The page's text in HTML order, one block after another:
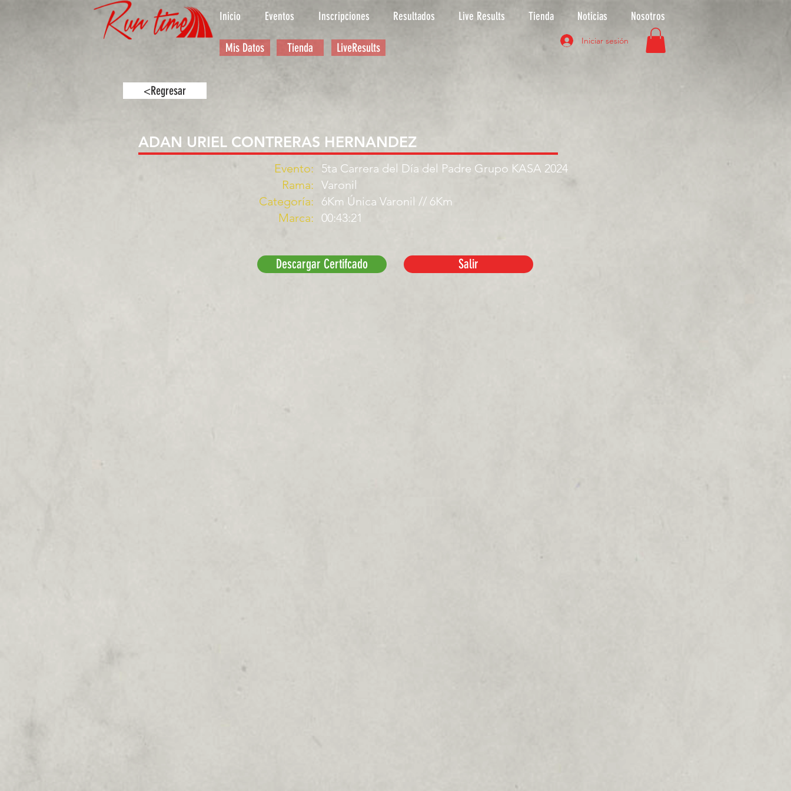
Inicio Eventos Inscripciones Resultados Live Results Tienda Noticias Nosotros
Iniciar sesión
Mis Datos Tienda LiveResults
<Regresar
ADAN URIEL CONTRERAS HERNANDEZ
Evento:
Rama:
Categoría:
Marca:
5ta Carrera del Día del Padre Grupo KASA 2024
Varonil
6Km Única Varonil // 6Km
00:43:21
Descargar Certifcado Salir